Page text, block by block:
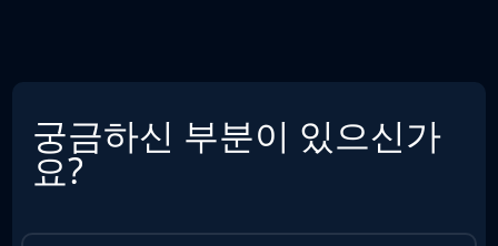
궁금하신 부분이 있으신가
요?